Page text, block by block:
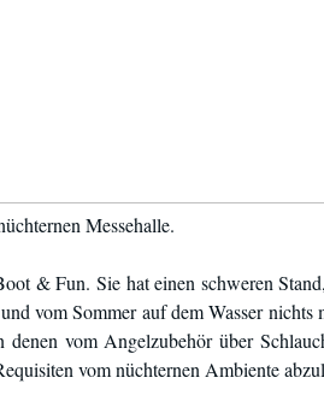
Messehalle.
& Fun. Sie hat einen schweren
vom Sommer auf dem Wasser
vom Angelzubehör über
vom nüchternen Ambiente